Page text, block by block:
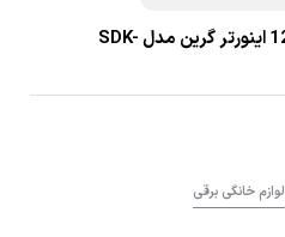
کولر گازی اسپلیت دیواری 12000 اینورتر گرین مدل SDK-
لوازم خانگی برقی